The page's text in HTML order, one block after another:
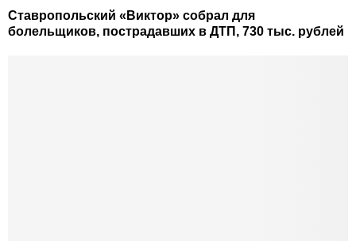
Ставропольский «Виктор» собрал для
болельщиков, пострадавших в ДТП, 730 тыс. рублей